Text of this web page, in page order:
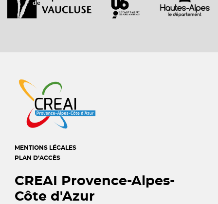
MENTIONS LÉGALES
PLAN D’ACCÈS
CREAI Provence-Alpes-
Côte d'Azur